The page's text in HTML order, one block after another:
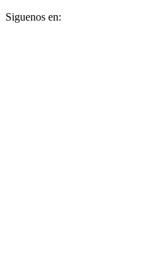
Siguenos en: